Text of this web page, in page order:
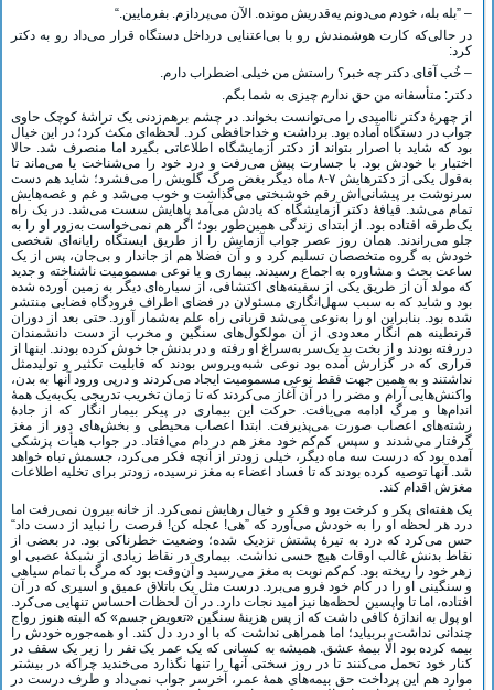
– ”بله بله، خودم می‌دونم یه‌قدریش مونده. الآن می‌پردازم. بفرمایین.“
در حالی‌که کارت هوشمندش رو با بی‌اعتنایی درداخل دستگاه قرار می‌داد رو به دکتر
کرد:
– خُب آقای دکتر چه خبر؟ راستش من خیلی اضطراب دارم.
دکتر: متأسفانه من حق ندارم چیزی به شما بگم.
از چهرۀ دکتر ناامیدی را می‌توانست بخواند. در چشم برهم‌زدنی یک تراشۀ کوچک حاوی
جواب در دستگاه آماده بود. برداشت و خداحافظی کرد. لحظه‌ای مکث کرد؛ در این خیال
بود که شاید با اصرار بتواند از دکتر آزمایشگاه اطلاعاتی بگیرد اما منصرف شد. حالا
اختیار با خودش بود. با جسارت پیش می‌رفت و درد خود را می‌شناخت یا می‌ماند تا
به‌قول یکی از دکترهایش ۷-۸ ماه دیگر بغض مرگ گلویش را می‌فشرد؛ شاید هم دست
سرنوشت بر پیشانی‌اش رقم خوشبختی می‌گذاشت و خوب می‌شد و غم و غصه‌هایش
تمام می‌شد. قیافۀ دکتر آزمایشگاه که یادش می‌آمد پاهایش سست می‌شد. در یک راه
یک‌طرفه افتاده بود. از ابتدای زندگی همین‌طور بود؛ اگر هم نمی‌خواست به‌زور او را به
جلو می‌راندند. همان روز عصر جواب آزمایش را از طریق ایستگاه رایانه‌ای شخصی
خودش به گروه متخصصان تسلیم کرد و و آن فضلا هم از جاندار و بی‌جان، پس از یک
ساعت بحث و مشاوره به اجماع رسیدند. بیماری و یا نوعی مسمومیت ناشناخته و جدید
که مولد آن از طریق یکی از سفینه‌های اکتشافی، از سیاره‌ای دیگر به زمین آورده شده
بود و شاید که به سبب سهل‌انگاری مسئولان در فضای اطراف فرودگاه فضایی منتشر
شده بود. بنابراین او را به‌نوعی می‌شد قربانی راه علم به‌شمار آورد. حتی بعد از دوران
قرنطینه هم انگار معدودی از آن مولکول‌های سنگین و مخرب از دست دانشمندان
دررفته بودند و از بخت بد یک‌سر به‌سراغ او رفته و در بدنش جا خوش کرده بودند. اینها از
قراری که در گزارش آمده بود نوعی شبه‌ویروس بودند که قابلیت تکثیر و تولید‌مثل
نداشتند و به همین جهت فقط نوعی مسمومیت ایجاد می‌کردند و درپی ورود آنها به بدن،
واکنش‌هایی آرام و مضر را در آن آغاز می‌کردند که تا زمان تخریب تدریجی یک‌به‌یک همۀ
اندام‌ها و مرگ ادامه می‌یافت. حرکت این بیماری در پیکر بیمار انگار که از جادۀ
رشته‌های اعصاب صورت می‌پذیرفت. ابتدا اعصاب محیطی و بخش‌های دور از مغز
گرفتار می‌شدند و سپس کم‌کم خود مغز هم در دام می‌افتاد. در جواب هیأت پزشکی
آمده بود که درست سه ماه دیگر، خیلی زودتر از آنچه فکر می‌کرد، جسمش تباه خواهد
شد. آنها توصیه کرده بودند که تا فساد اعضاء به مغز نرسیده، زودتر برای تخلیه اطلاعات
مغزش اقدام کند.
یک هفته‌ای پکر و کرخت بود و فکر و خیال رهایش نمی‌کرد. از خانه بیرون نمی‌رفت اما
درد هر لحظه او را به خودش می‌آورد که ”هی! عجله کن! فرصت را نباید از دست داد“
حس می‌کرد که درد به تیرۀ پشتش نزدیک شده؛ وضعیت خطرناکی بود. در بعضی از
نقاط بدنش غالب اوقات هیچ حسی نداشت. بیماری در نقاط زیادی از شبکۀ عصبی او
زهر خود را ریخته بود. کم‌کم نوبت به مغز می‌رسید و آن‌وقت بود که مرگ با تمام سیاهی
و سنگینی او را در کام خود فرو می‌برد. درست مثل یک باتلاق عمیق و اسیری که در آن
افتاده، اما تا واپسین لحظه‌ها نیز امید نجات دارد. در آن لحظات احساس تنهایی می‌کرد.
او پول به اندازۀ کافی داشت که از پس هزینۀ سنگین «تعویض جسم» که البته هنوز رواج
چندانی نداشت، بربیاید؛ اما همراهی نداشت که با او درد دل کند. او همه‌جوره خودش را
بیمه کرده بود الّا بیمۀ عشق. همیشه به کسانی که یک عمر یک نفر را زیر یک سقف در
کنار خود تحمل می‌کنند تا در روز سختی آنها را تنها نگذارد می‌خندید چراکه در بیشتر
موارد هم این پرداخت حق بیمه‌های همۀ عمر، آخرسر جواب نمی‌داد و طرف درست در